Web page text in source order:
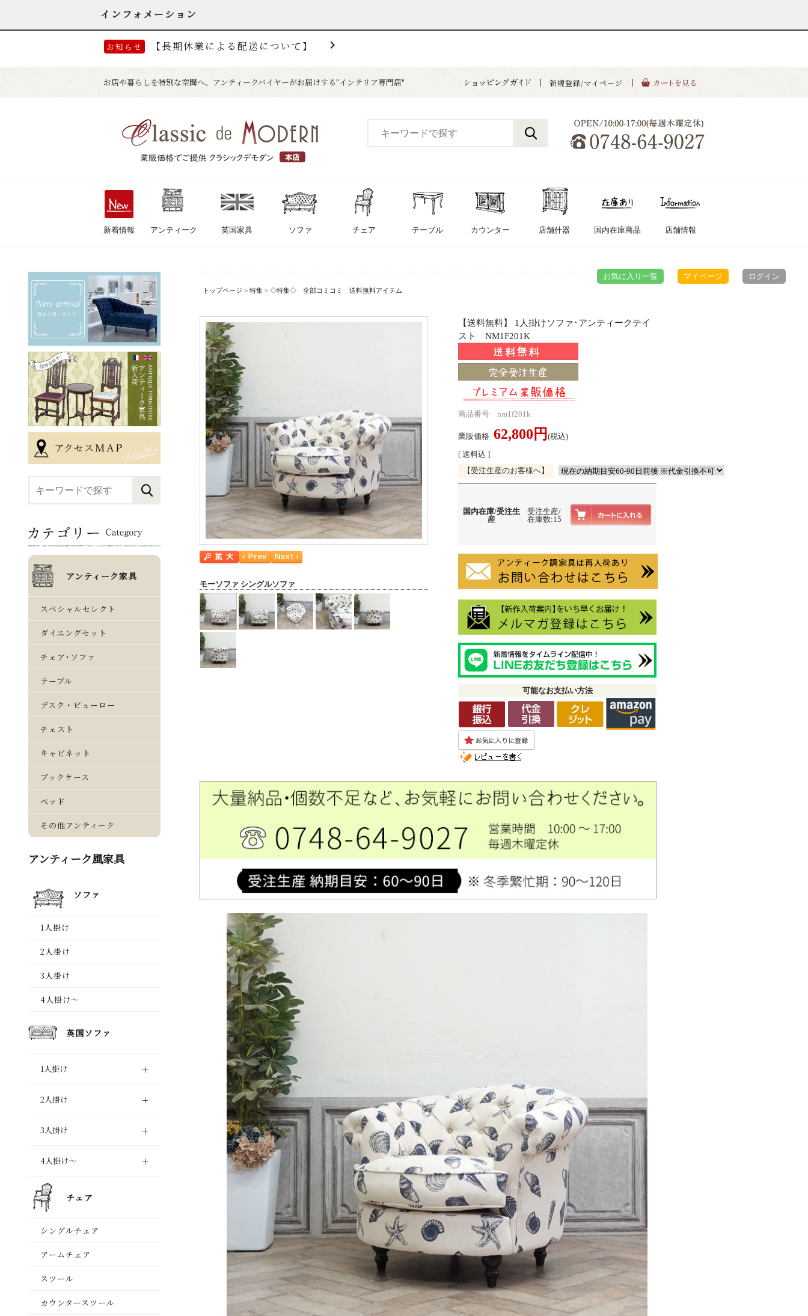
お気に入り一覧 マイページ ログイン
トップページ > 特集 > ◇特集◇ 全部コミコミ 送料無料アイテム
【送料無料】 1人掛けソファ･アンティークテイ
スト NM1F201K
商品番号 nm1f201k
業販価格 62,800円 (税込)
[ 送料込 ]
【受注生産のお客様へ】
国内在庫/受注生
産
受注生産/
在庫数:15
可能なお支払い方法
モーソファ シングルソファ